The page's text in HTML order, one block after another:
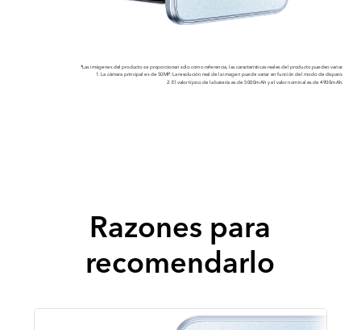
*Las imágenes del producto se proporcionan sólo como referencia, las características reales del producto pueden variar.
1. La cámara principal es de 50MP. La resolución real de la imagen puede variar en función del modo de disparo.
2. El valor típico de la batería es de 5000mAh y el valor nominal es de 4900mAh.
Razones para
recomendarlo